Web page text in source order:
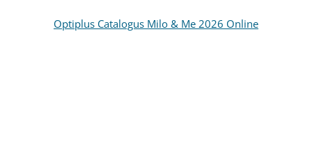
Optiplus Catalogus Milo & Me 2026 Online